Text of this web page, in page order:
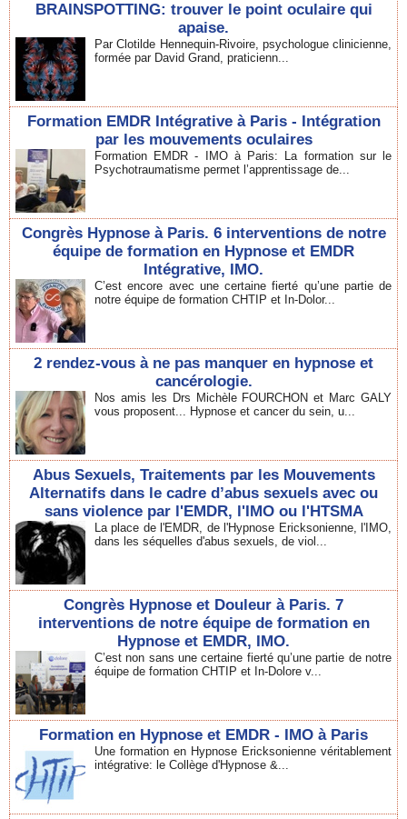
BRAINSPOTTING: trouver le point oculaire qui
apaise.
Par Clotilde Hennequin-Rivoire, psychologue clinicienne,
formée par David Grand, praticienn...
Formation EMDR Intégrative à Paris - Intégration
par les mouvements oculaires
Formation EMDR - IMO à Paris: La formation sur le
Psychotraumatisme permet l’apprentissage de...
Congrès Hypnose à Paris. 6 interventions de notre
équipe de formation en Hypnose et EMDR
Intégrative, IMO.
C’est encore avec une certaine fierté qu’une partie de
notre équipe de formation CHTIP et In-Dolor...
2 rendez-vous à ne pas manquer en hypnose et
cancérologie.
Nos amis les Drs Michèle FOURCHON et Marc GALY
vous proposent... Hypnose et cancer du sein, u...
Abus Sexuels, Traitements par les Mouvements
Alternatifs dans le cadre d’abus sexuels avec ou
sans violence par l'EMDR, l'IMO ou l'HTSMA
La place de l'EMDR, de l'Hypnose Ericksonienne, l'IMO,
dans les séquelles d'abus sexuels, de viol...
Congrès Hypnose et Douleur à Paris. 7
interventions de notre équipe de formation en
Hypnose et EMDR, IMO.
C’est non sans une certaine fierté qu’une partie de notre
équipe de formation CHTIP et In-Dolore v...
Formation en Hypnose et EMDR - IMO à Paris
Une formation en Hypnose Ericksonienne véritablement
intégrative: le Collège d'Hypnose &...